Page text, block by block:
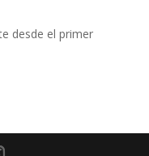
desde el primer